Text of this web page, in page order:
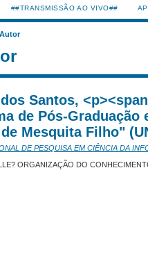
##TRANSMISSÃO AO VIVO##
Santos,
de Pós-
Mesquita Filho"
DE PESQUISA EM CIÊNCIA DA
ORGANIZAÇÃO DO